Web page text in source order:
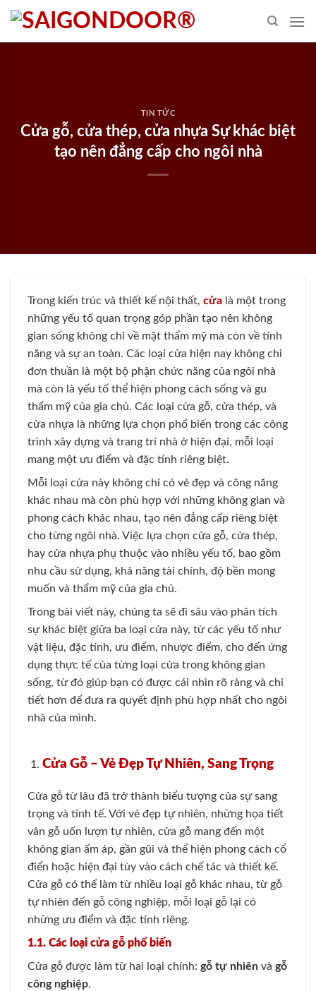
Skip
content
TIN TỨC
Cửa gỗ, cửa thép, cửa nhựa Sự khác biệt
tạo nên đẳng cấp cho ngôi nhà
Trong kiến trúc và thiết kế nội thất, cửa là một trong
những yếu tố quan trọng góp phần tạo nên không
gian sống không chỉ về mặt thẩm mỹ mà còn về tính
năng và sự an toàn. Các loại cửa hiện nay không chỉ
đơn thuần là một bộ phận chức năng của ngôi nhà
mà còn là yếu tố thể hiện phong cách sống và gu
thẩm mỹ của gia chủ. Các loại cửa gỗ, cửa thép, và
cửa nhựa là những lựa chọn phổ biến trong các công
trình xây dựng và trang trí nhà ở hiện đại, mỗi loại
mang một ưu điểm và đặc tính riêng biệt.
Mỗi loại cửa này không chỉ có vẻ đẹp và công năng
khác nhau mà còn phù hợp với những không gian và
phong cách khác nhau, tạo nên đẳng cấp riêng biệt
cho từng ngôi nhà. Việc lựa chọn cửa gỗ, cửa thép,
hay cửa nhựa phụ thuộc vào nhiều yếu tố, bao gồm
nhu cầu sử dụng, khả năng tài chính, độ bền mong
muốn và thẩm mỹ của gia chủ.
Trong bài viết này, chúng ta sẽ đi sâu vào phân tích
sự khác biệt giữa ba loại cửa này, từ các yếu tố như
vật liệu, đặc tính, ưu điểm, nhược điểm, cho đến ứng
dụng thực tế của từng loại cửa trong không gian
sống, từ đó giúp bạn có được cái nhìn rõ ràng và chi
tiết hơn để đưa ra quyết định phù hợp nhất cho ngôi
nhà của mình.
Cửa Gỗ – Vẻ Đẹp Tự Nhiên, Sang Trọng
Cửa gỗ từ lâu đã trở thành biểu tượng của sự sang
trọng và tinh tế. Với vẻ đẹp tự nhiên, những họa tiết
vân gỗ uốn lượn tự nhiên, cửa gỗ mang đến một
không gian ấm áp, gần gũi và thể hiện phong cách cổ
điển hoặc hiện đại tùy vào cách chế tác và thiết kế.
Cửa gỗ có thể làm từ nhiều loại gỗ khác nhau, từ gỗ
tự nhiên đến gỗ công nghiệp, mỗi loại gỗ lại có
những ưu điểm và đặc tính riêng.
1.1. Các loại cửa gỗ phổ biến
Cửa gỗ được làm từ hai loại chính: gỗ tự nhiên và gỗ
công nghiệp.